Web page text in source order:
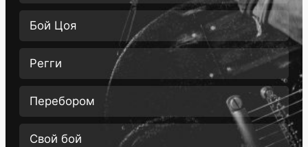
Бой Цоя
Регги
Перебором
Свой бой